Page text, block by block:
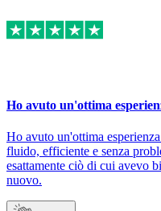
Ho avuto un'ottima
Ho avuto un'ottima
fluido, efficiente e senza
esattamente ciò di cui avevo
nuovo.